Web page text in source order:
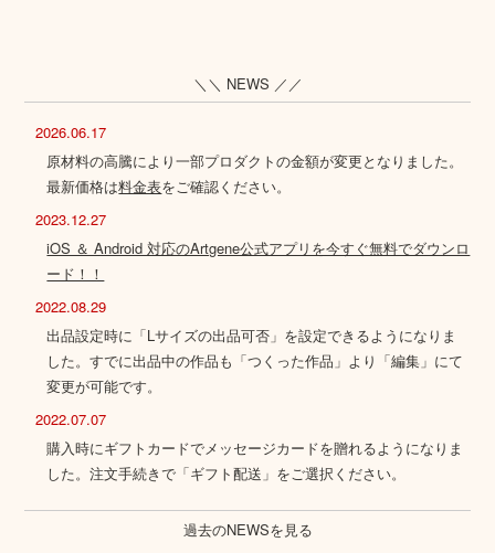
＼＼ NEWS ／／
2026.06.17
原材料の高騰により一部プロダクトの金額が変更となりました。
最新価格は料金表をご確認ください。
2023.12.27
iOS ＆ Android 対応のArtgene公式アプリを今すぐ無料でダウンロ
ード！！
2022.08.29
出品設定時に「Lサイズの出品可否」を設定できるようになりま
した。すでに出品中の作品も「つくった作品」より「編集」にて
変更が可能です。
2022.07.07
購入時にギフトカードでメッセージカードを贈れるようになりま
した。注文手続きで「ギフト配送」をご選択ください。
過去のNEWSを見る